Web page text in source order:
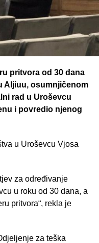
pritvora od 30 dana
Aljiuu, osumnjičenom
rad u Uroševcu
i povredio njenog
u Uroševcu Vjosa
za određivanje
u roku od 30 dana, a
pritvora“, rekla je
za teška